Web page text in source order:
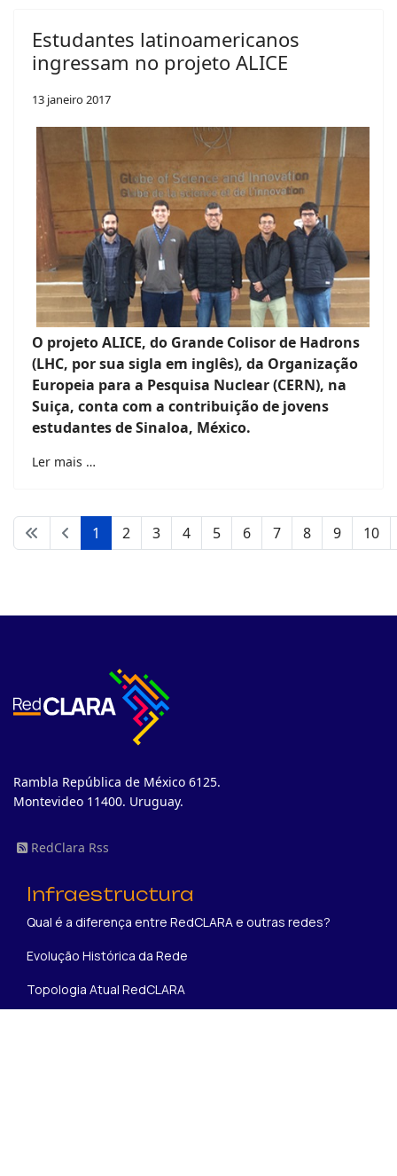
Estudantes latinoamericanos
ingressam no projeto ALICE
13 janeiro 2017
O projeto ALICE, do Grande Colisor de Hadrons
(LHC, por sua sigla em inglês), da Organização
Europeia para a Pesquisa Nuclear (CERN), na
Suiça, conta com a contribuição de jovens
estudantes de Sinaloa, México.
Ler mais …
1 2 3 4 5 6 7 8 9 10
Rambla República de México 6125.
Montevideo 11400. Uruguay.
RedClara Rss
Infraestructura
Qual é a diferença entre RedCLARA e outras redes?
Evolução Histórica da Rede
Topologia Atual RedCLARA